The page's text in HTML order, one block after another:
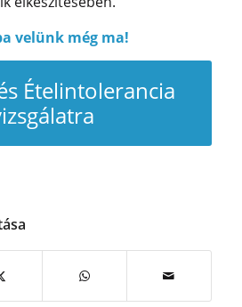
velünk még ma!
Ételintolerancia